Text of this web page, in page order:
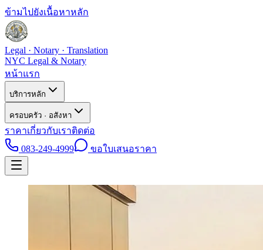
ข้ามไปยังเนื้อหาหลัก
Legal · Notary · Translation
NYC Legal & Notary
หน้าแรก
บริการหลัก
ครอบครัว · อสังหา
ราคาเกี่ยวกับเราติดต่อ
083-249-4999
ขอใบเสนอราคา